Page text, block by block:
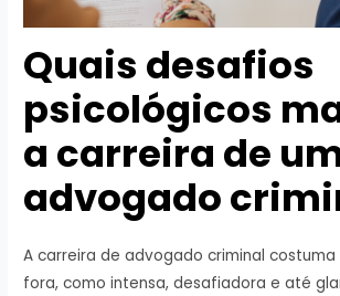
Quais desafios
psicológicos
a carreira de
advogado
A carreira de advogado criminal costuma
fora, como intensa, desafiadora e até